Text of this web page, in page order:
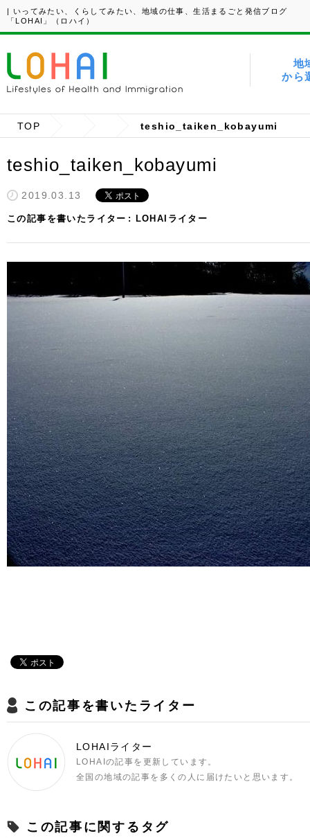
| いってみたい、くらしてみたい、地域の仕事、生活まるごと発信ブログ
「LOHAI」（ロハイ）
地
から
TOP teshio_taiken_kobayumi
teshio_taiken_kobayumi
2019.03.13
この記事を書いたライター LOHAIライター
この記事を書いたライター
LOHAIライター
LOHAIの記事を更新しています。
全国の地域の記事を多くの人に届けたいと思います。
この記事に関するタグ